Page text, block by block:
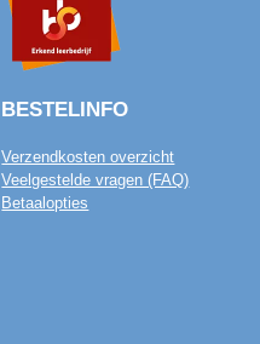
BESTELINFO
Verzendkosten overzicht
Veelgestelde vragen (FAQ)
Betaalopties